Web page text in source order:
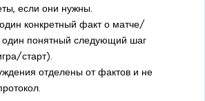
если они нужны.
один конкретный факт о матче/
один понятный следующий шаг
старт).
отделены от фактов и не